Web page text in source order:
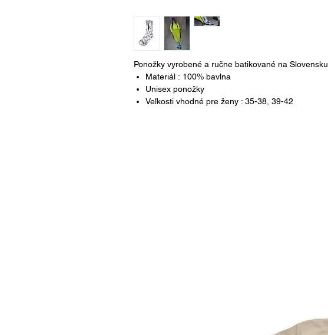
Ponožky vyrobené a ručne batikované na Slovensku.
Materiál : 100% bavlna
Unisex ponožky
Veľkosti vhodné pre ženy : 35-38, 39-42